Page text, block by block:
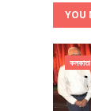
YOU
কলকাতা